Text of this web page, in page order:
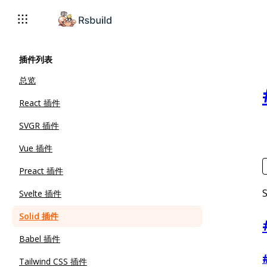
插件列表
总览
React 插件
SVGR 插件
Vue 插件
Preact 插件
Svelte 插件
Solid 插件
Babel 插件
Tailwind CSS 插件